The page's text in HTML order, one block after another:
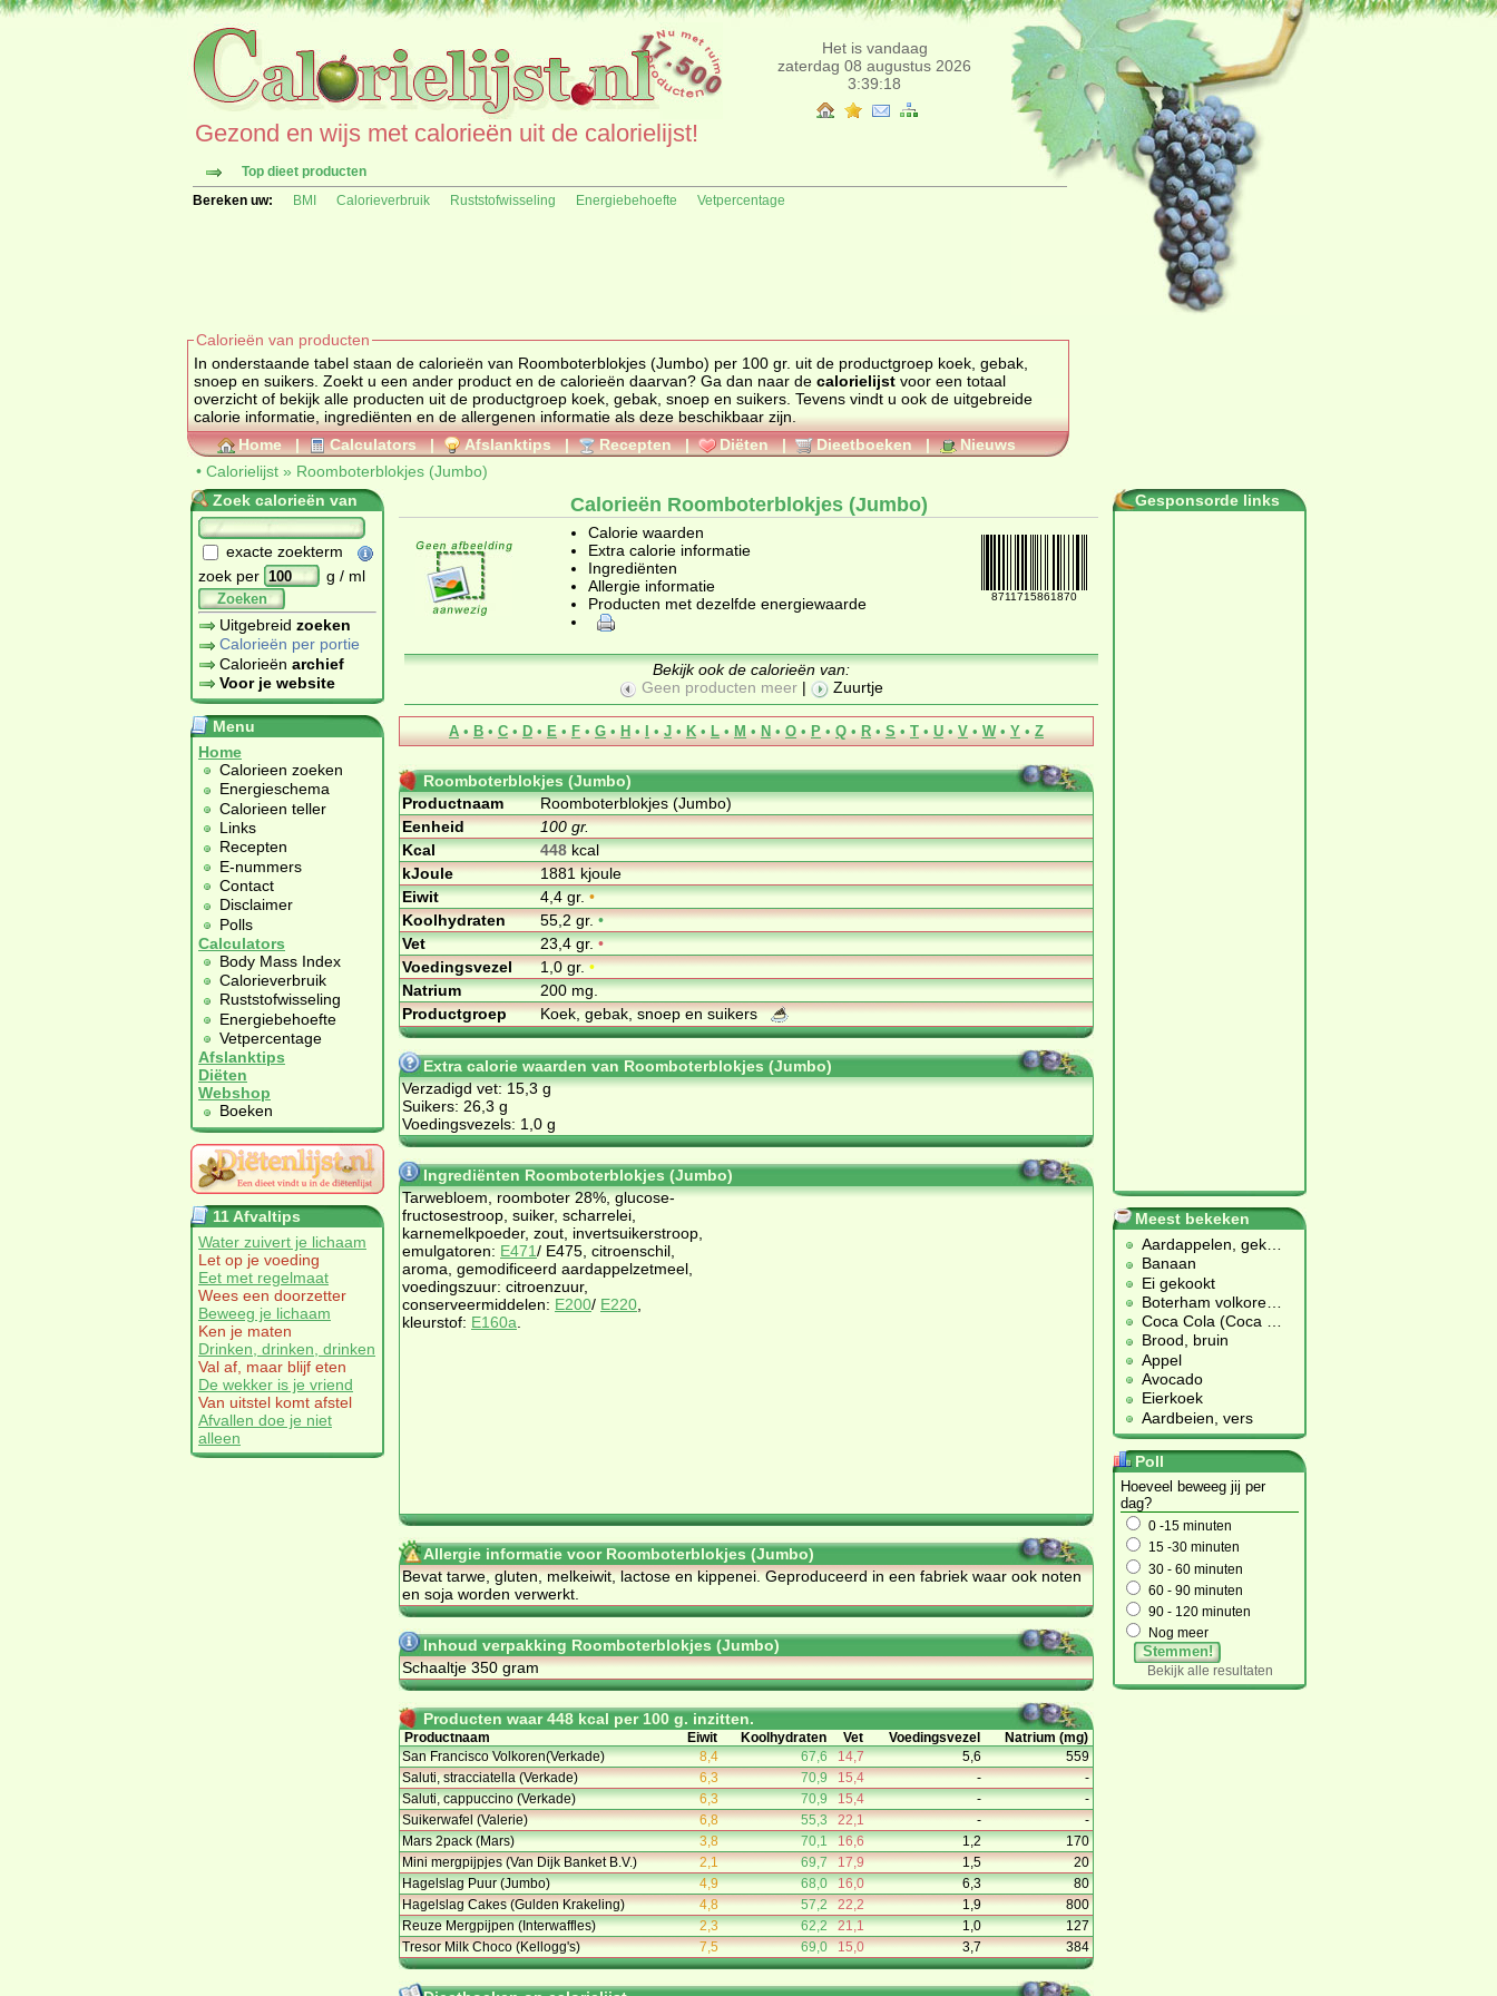
Het is vandaag
zaterdag 08 augustus 2026
3:39:18
Gezond en wijs met calorieën uit de calorielijst!
Top dieet producten
Bereken uw:
BMI Calorieverbruik Ruststofwisseling Energiebehoefte Vetpercentage
Calorieën van producten
In onderstaande tabel staan de calorieën van Roomboterblokjes (Jumbo) per 100 gr. uit de productgroep koek, gebak,
snoep en suikers. Zoekt u een ander product en de calorieën daarvan? Ga dan naar de calorielijst voor een totaal
overzicht of bekijk alle producten uit de productgroep koek, gebak, snoep en suikers
calorie informatie, ingrediënten en de allergenen informatie als deze beschikbaar zijn.
Home | Calculators | Afslanktips | Recepten | Diëten | Dieetboeken |
Nieuws
• Calorielijst » Roomboterblokjes (Jumbo)
Zoek calorieën van
exacte zoekterm
zoek per
g / ml
Zoeken
Uitgebreid zoeken
Calorieën per portie
Calorieën archief
Voor je website
Menu
Home
Calorieen zoeken
Energieschema
Calorieen teller
Links
Recepten
E-nummers
Contact
Disclaimer
Polls
Calculators
Body Mass Index
Calorieverbruik
Ruststofwisseling
Energiebehoefte
Vetpercentage
Afslanktips
Diëten
Webshop
Boeken
11 Afvaltips
Water zuivert je lichaam
Let op je voeding
Eet met regelmaat
Wees een doorzetter
Beweeg je lichaam
Ken je maten
Drinken, drinken, drinken
Val af, maar blijf eten
De wekker is je vriend
Van uitstel komt afstel
Afvallen doe je niet
alleen
Calorieën Roomboterblokjes (Jumbo)
8711715861870
Calorie waarden
Extra calorie informatie
Ingrediënten
Allergie informatie
Producten met dezelfde energiewaarde
Bekijk ook de calorieën van:
Geen producten meer | Zuurtje
A • B • C • D • E • F • G • H • I • J • K • L • M • N • O • P • Q • R • S • T • U • V • W • Y • Z
Roomboterblokjes (Jumbo)
Productnaam
Roomboterblokjes (Jumbo)
Eenheid
100 gr.
Kcal
448kcal
kJoule
1881 kjoule
Eiwit
4,4 gr.•
Koolhydraten
55,2 gr.•
Vet
23,4 gr.•
Voedingsvezel
1,0 gr.•
Natrium
200 mg.
Productgroep
Koek, gebak, snoep en suikers
Extra calorie waarden van Roomboterblokjes (Jumbo)
Verzadigd vet: 15,3 g
Suikers: 26,3 g
Voedingsvezels: 1,0 g
Ingrediënten Roomboterblokjes (Jumbo)
Tarwebloem, roomboter 28%, glucose-
fructosestroop, suiker, scharrelei,
karnemelkpoeder, zout, invertsuikerstroop,
emulgatoren: E471/ E475, citroenschil,
aroma, gemodificeerd aardappelzetmeel,
voedingszuur: citroenzuur,
conserveermiddelen: E200/ E220
kleurstof: E160a
Allergie informatie voor Roomboterblokjes (Jumbo)
Bevat tarwe, gluten, melkeiwit, lactose en kippenei. Geproduceerd in een fabriek waar ook noten
en soja worden verwerkt.
Inhoud verpakking Roomboterblokjes (Jumbo)
Schaaltje 350 gram
Producten waar 448 kcal per 100 g. inzitten.
Productnaam Eiwit Koolhydraten Vet Voedingsvezel
Natrium (mg)
San Francisco Volkoren(Verkade)
8,4 67,6 14,7 5,6
559
Saluti, stracciatella (Verkade)
6,3 70,9 15,4 -
-
Saluti, cappuccino (Verkade)
6,3 70,9 15,4 -
-
Suikerwafel (Valerie)
6,8 55,3 22,1 -
-
Mars 2pack (Mars)
3,8 70,1 16,6 1,2
170
Mini mergpijpjes (Van Dijk Banket B.V.)
2,1 69,7 17,9 1,5
20
Hagelslag Puur (Jumbo)
4,9 68,0 16,0 6,3
80
Hagelslag Cakes (Gulden Krakeling)
4,8 57,2 22,2 1,9
800
Reuze Mergpijpen (Interwaffles)
2,3 62,2 21,1 1,0
127
Tresor Milk Choco (Kellogg's)
7,5 69,0 15,0 3,7 384
Gesponsorde links
Meest bekeken
Aardappelen, gek
Banaan
Ei gekookt
Boterham volkore
Coca Cola (Coca
Brood, bruin
Appel
Avocado
Eierkoek
Aardbeien, vers
Poll
Hoeveel beweeg jij per
dag?
0 -15 minuten
15 -30 minuten
30 - 60 minuten
60 - 90 minuten
90 - 120 minuten
Nog meer
Stemmen!
Bekijk alle resultaten